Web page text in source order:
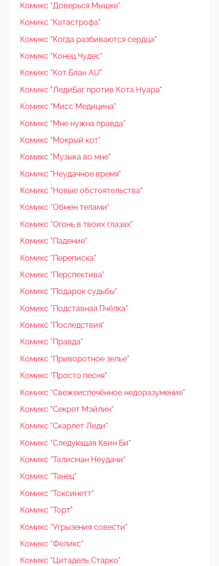
Комикс "Доверься Мышке"
Комикс "Катастрофа"
Комикс "Когда разбиваются сердца"
Комикс "Конец Чудес"
Комикс "Кот Блан AU"
Комикс "ЛедиБаг против Кота Нуара"
Комикс "Мисс Медицина"
Комикс "Мне нужна правда"
Комикс "Мокрый кот"
Комикс "Музыка во мне"
Комикс "Неудачное время"
Комикс "Новые обстоятельства"
Комикс "Обмен телами"
Комикс "Огонь в твоих глазах"
Комикс "Падение"
Комикс "Переписка"
Комикс "Перспектива"
Комикс "Подарок судьбы"
Комикс "Подставная Пчёлка"
Комикс "Последствия"
Комикс "Правда"
Комикс "Приворотное зелье"
Комикс "Просто песня"
Комикс "Свежеиспечённое недоразумение"
Комикс "Секрет Мэйлин"
Комикс "Скарлет Леди"
Комикс "Следующая Квин Би"
Комикс "Талисман Неудачи"
Комикс "Танец"
Комикс "Токсинетт"
Комикс "Торт"
Комикс "Угрызения совести"
Комикс "Феликс"
Комикс "Цитадель Старко"